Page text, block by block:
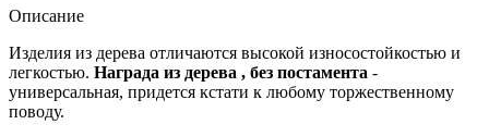
Описание
Изделия из дерева отличаются высокой износостойкостью и
легкостью. Награда из дерева , без постамента -
универсальная, придется кстати к любому торжественному
поводу.